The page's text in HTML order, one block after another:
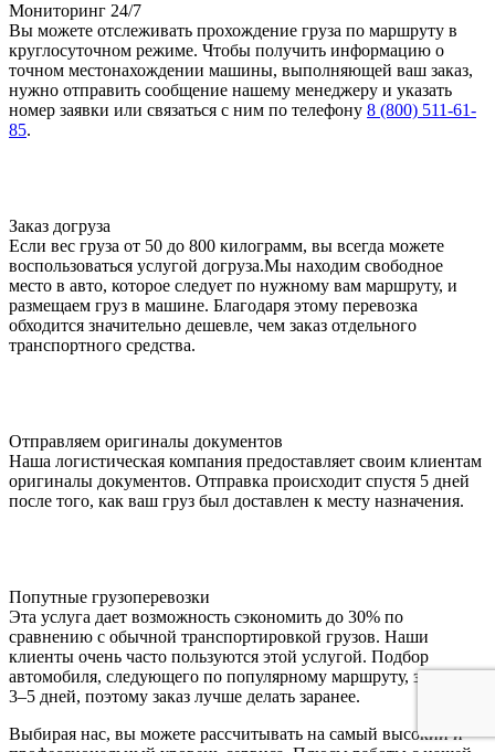
Мониторинг 24/7
Вы можете отслеживать прохождение груза по маршруту в
круглосуточном режиме. Чтобы получить информацию о
точном местонахождении машины, выполняющей ваш заказ,
нужно отправить сообщение нашему менеджеру и указать
номер заявки или связаться с ним по телефону 8 (800) 511-61-
85.
Заказ догруза
Если вес груза от 50 до 800 килограмм, вы всегда можете
воспользоваться услугой догруза.Мы находим свободное
место в авто, которое следует по нужному вам маршруту, и
размещаем груз в машине. Благодаря этому перевозка
обходится значительно дешевле, чем заказ отдельного
транспортного средства.
Отправляем оригиналы документов
Наша логистическая компания предоставляет своим клиентам
оригиналы документов. Отправка происходит спустя 5 дней
после того, как ваш груз был доставлен к месту назначения.
Попутные грузоперевозки
Эта услуга дает возможность сэкономить до 30% по
сравнению с обычной транспортировкой грузов. Наши
клиенты очень часто пользуются этой услугой. Подбор
автомобиля, следующего по популярному маршруту, занимает
3–5 дней, поэтому заказ лучше делать заранее.
Выбирая нас, вы можете рассчитывать на самый высокий и